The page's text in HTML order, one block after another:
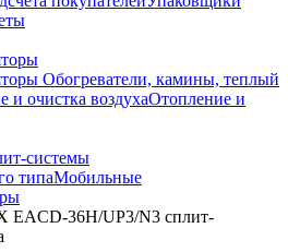
Обогреватели, камины, теплый
и очистка воздухаОтопление и
системы
типаМобильные
EACD-36H/UP3/N3 сплит-